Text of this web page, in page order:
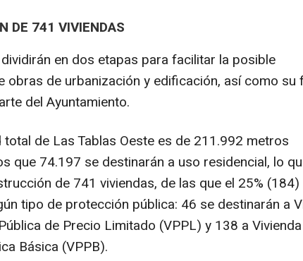
DE 741 VIVIENDAS
en dos etapas para facilitar la posible
obras de urbanización y edificación, así como su
del Ayuntamiento.
de Las Tablas Oeste es de 211.992 metros
que 74.197 se destinarán a uso residencial, lo
de 741 viviendas, de las que el 25% (184)
tipo de protección pública: 46 se destinarán a
de Precio Limitado (VPPL) y 138 a
Básica (VPPB).